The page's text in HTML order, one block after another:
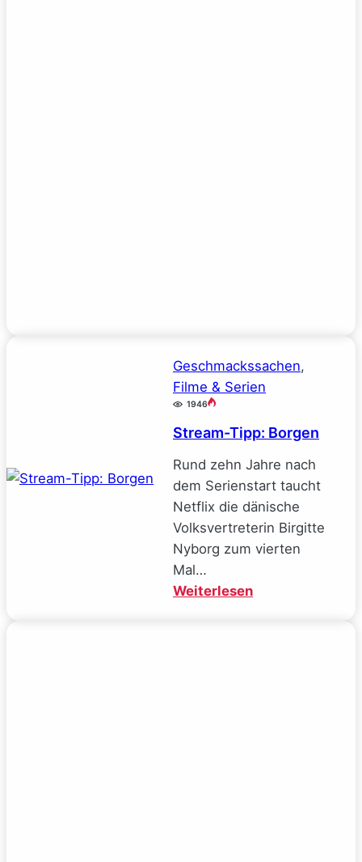
Geschmackssachen
Filme & Serien
1946
Stream-Tipp: Borgen
Rund zehn Jahre nach
dem Serienstart taucht
Netflix die dänische
Volksvertreterin Birgitte
Nyborg zum vierten
Mal…
Weiterlesen: